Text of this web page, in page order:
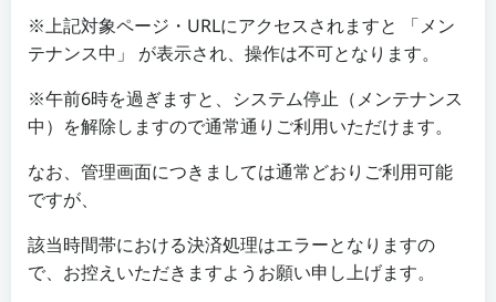
※上記対象ページ・URLにアクセスされますと 「メン
テナンス中」 が表示され、操作は不可となります。
※午前6時を過ぎますと、システム停止（メンテナンス
中）を解除しますので通常通りご利用いただけます。
なお、管理画面につきましては通常どおりご利用可能
ですが、
該当時間帯における決済処理はエラーとなりますの
で、お控えいただきますようお願い申し上げます。